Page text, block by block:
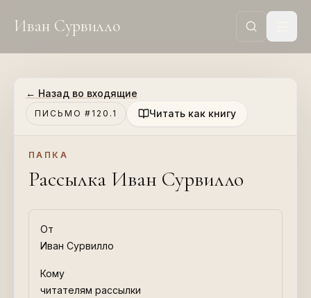
Иван Сурвилло
← Назад во входящие
ПИСЬМО #120.1 Читать как книгу
ПАПКА
Рассылка Иван Сурвилло
От
Иван Сурвилло
Кому
читателям рассылки